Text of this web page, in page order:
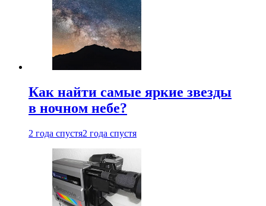
Как найти самые яркие звезды
в ночном небе?
2 года спустя2 года спустя